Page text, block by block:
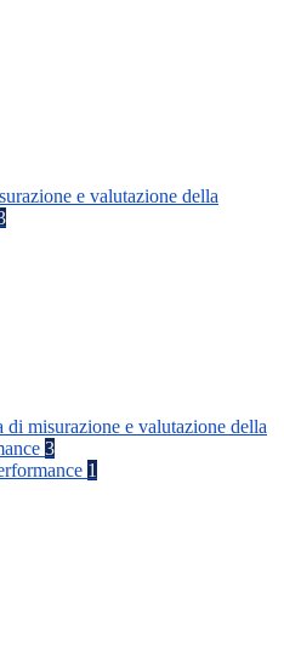
e valutazione della
di misurazione e valutazione della
3
1